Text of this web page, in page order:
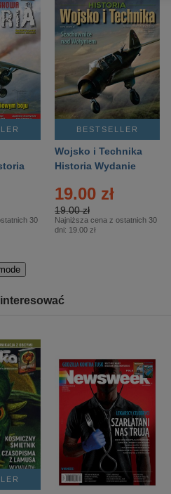
30
BESTSELLER
Wojsko i Technika
Historia Wydanie
– 2/2026
19.00 zł
19.00 zł
Najniższa cena z ostatnich 30
dni: 19.00 zł